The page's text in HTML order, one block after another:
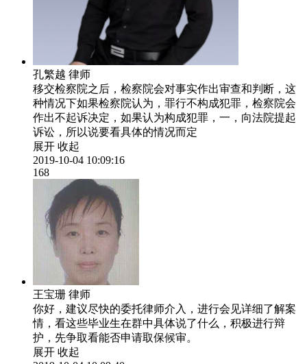
孔繁越 律师
移交检察院之后，检察院会对事实作出审查和判断，这
种情况下如果检察院认为，罪行不构成犯罪，检察院会
作出不起诉决定，如果认为构成犯罪，一，向法院提起
诉讼，所以说要看具体的情况而定
展开 收起
2019-10-04 10:09:16
168
王宝珊 律师
你好，建议尽快的委托律师介入，进行会见详细了解案
情，看这些毕业生在群中具体说了什么，积极进行辩
护，先争取看能否申请取保候审。
展开 收起